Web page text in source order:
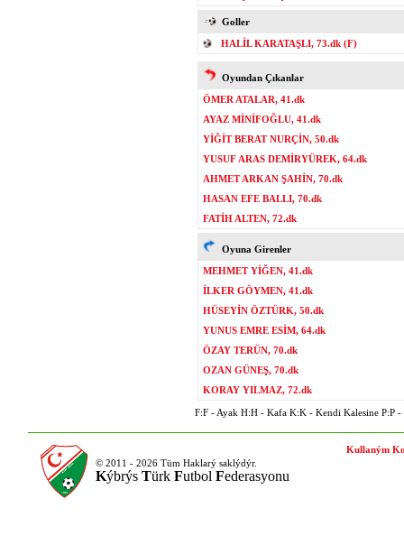
Goller
HALİL KARATAŞLI, 73.dk (F)
Oyundan Çıkanlar
ÖMER ATALAR, 41.dk
AYAZ MİNİFOĞLU, 41.dk
YİĞİT BERAT NURÇİN, 50.dk
YUSUF ARAS DEMİRYÜREK, 64.dk
AHMET ARKAN ŞAHİN, 70.dk
HASAN EFE BALLI, 70.dk
FATİH ALTEN, 72.dk
Oyuna Girenler
MEHMET YİĞEN, 41.dk
İLKER GÖYMEN, 41.dk
HÜSEYİN ÖZTÜRK, 50.dk
YUNUS EMRE ESİM, 64.dk
ÖZAY TERÜN, 70.dk
OZAN GÜNEŞ, 70.dk
KORAY YILMAZ, 72.dk
F:F - Ayak H:H - Kafa K:K - Kendi Kalesine P:P -
© 2011 - 2026 Tüm Haklarý saklýdýr.
Kýbrýs Türk Futbol Federasyonu
Kullaným